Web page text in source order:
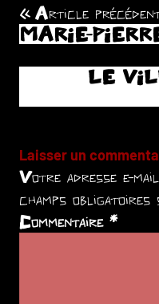
Navigation
de
l’article
Article
MARIE-
LE
Laisser un
Votre adresse e-
champs obligatoires
Commentaire *